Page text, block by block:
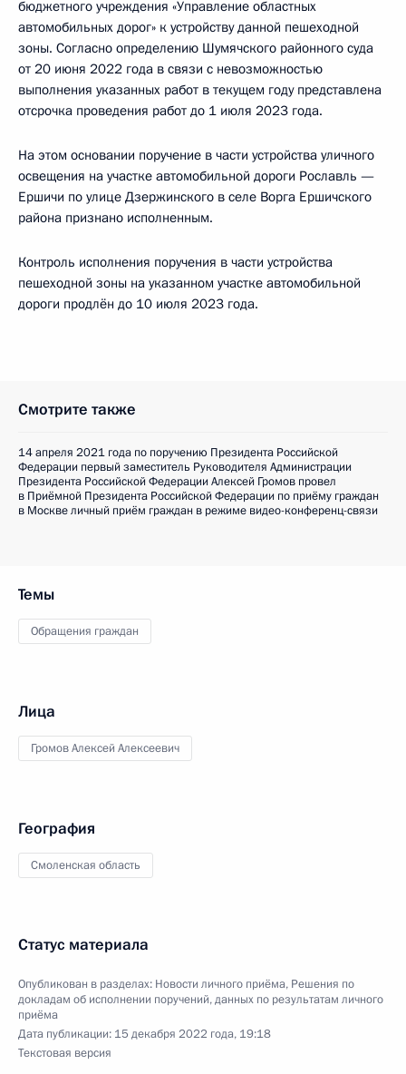
бюджетного учреждения «Управление областных
автомобильных дорог» к устройству данной пешеходной
зоны. Согласно определению Шумячского районного суда
от 20 июня 2022 года в связи с невозможностью
выполнения указанных работ в текущем году представлена
отсрочка проведения работ до 1 июля 2023 года.
На этом основании поручение в части устройства уличного
освещения на участке автомобильной дороги Рославль —
Ершичи по улице Дзержинского в селе Ворга Ершичского
района признано исполненным.
Контроль исполнения поручения в части устройства
пешеходной зоны на указанном участке автомобильной
дороги продлён до 10 июля 2023 года.
Смотрите также
14 апреля 2021 года по поручению Президента Российской
Федерации первый заместитель Руководителя Администрации
Президента Российской Федерации Алексей Громов провел
в Приёмной Президента Российской Федерации по приёму граждан
в Москве личный приём граждан в режиме видео-конференц-связи
Темы
Обращения граждан
Лица
Громов Алексей Алексеевич
География
Смоленская область
Статус материала
Опубликован в разделах: Новости личного приёма, Решения по
докладам об исполнении поручений, данных по результатам личного
приёма
Дата публикации: 15 декабря 2022 года, 19:18
Текстовая версия